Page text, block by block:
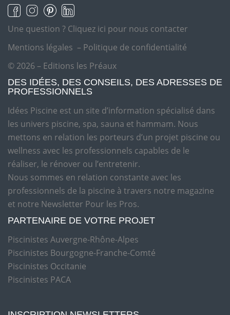
Une question ? Cliquez ici pour nous contacter
Mentions légales – Politique de confidentialité
© 2026 – Editions les Préaux
DES IDÉES, DES CONSEILS, DES ADRESSES DE
PROFESSIONNELS
Idées Piscine est un site d’information spécialisé dans
les univers piscine, spa, sauna et hammam. Nous
mettons en relation les porteurs d’un projet piscine ou
wellness avec les professionnels capables de le
réaliser, le rénover ou l’entretenir.
Nous sommes en relation constante avec les
professionnels de la piscine à travers notre magazine
et notre Newsletter Pour les Pros.
PARTENAIRE DE VOTRE PROJET
Piscinistes Auvergne-Rhône-Alpes
Piscinistes Bourgogne-Franche-Comté
Piscinistes Occitanie
Piscinistes PACA